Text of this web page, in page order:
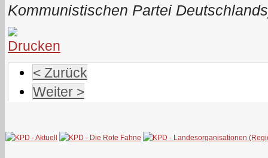
Kommunistischen Partei
< Zurück
Weiter >